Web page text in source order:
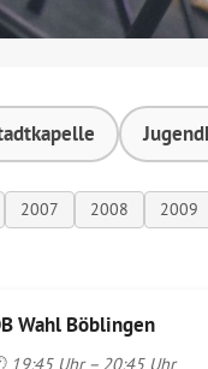
2007 2008 2009
Wahl Böblingen
19:45 Uhr – 20:45 Uhr